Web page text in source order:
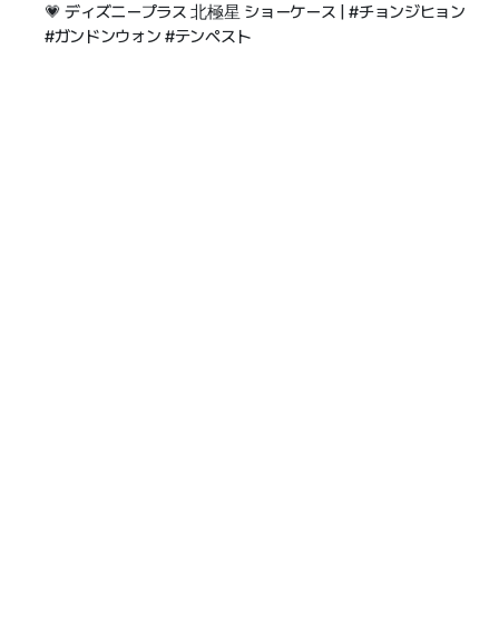
💗 ディズニープラス 北極星 ショーケース | #チョンジヒョン
#ガンドンウォン #テンペスト